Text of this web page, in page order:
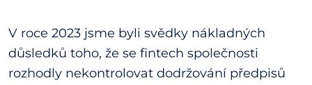
V roce 2023 jsme byli svědky nákladných
důsledků toho, že se fintech společnosti
rozhodly nekontrolovat dodržování předpisů